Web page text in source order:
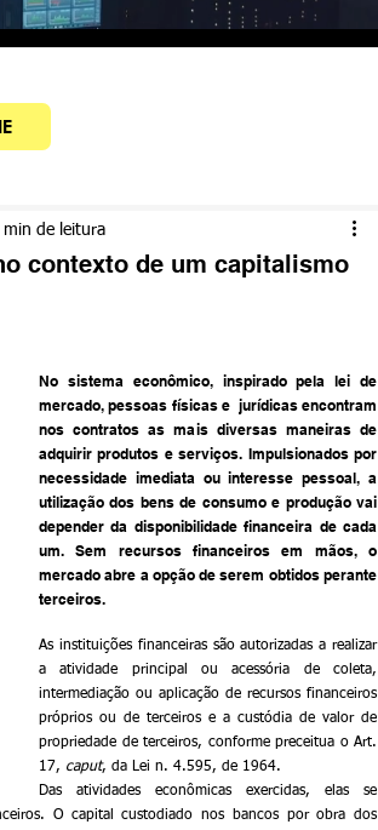
contexto de um capitalismo
min de leitura
No sistema econômico, inspirado pela lei de
mercado, pessoas físicas e  jurídicas encontram
nos contratos as mais diversas maneiras de
adquirir produtos e serviços. Impulsionados por
necessidade imediata ou interesse pessoal, a
utilização dos bens de consumo e produção vai
depender da disponibilidade financeira de cada
um. Sem recursos financeiros em mãos, o
mercado abre a opção de serem obtidos perante
terceiros.
As instituições financeiras são autorizadas a realizar
a atividade principal ou acessória de coleta,
intermediação ou aplicação de recursos financeiros
próprios ou de terceiros e a custódia de valor de
propriedade de terceiros, conforme preceitua o Art.
17, caput, da Lei n. 4.595, de 1964.
Das atividades econômicas exercidas, elas se
O capital custodiado nos bancos por obra dos